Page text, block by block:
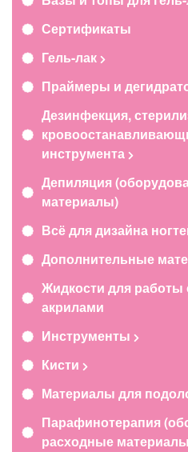
Сертификаты
Гель-лак
Праймеры и
Дезинфекция,
инструмента
Депиляция
материалы)
Всё для дизайна
Дополнительные
Жидкости для работы
акрилами
Инструменты
Кисти
Материалы для
Парафинотерапия
расходные